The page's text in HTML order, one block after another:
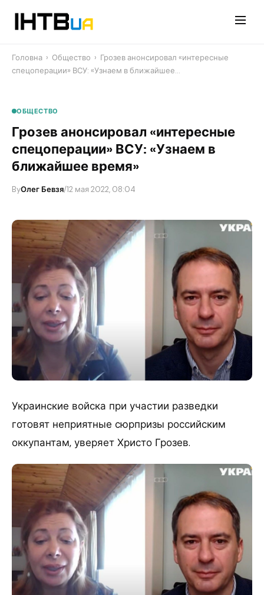
Головна › Общество › Грозев анонсировал «интересные
спецоперации» ВСУ: «Узнаем в ближайшее…
ОБЩЕСТВО
Грозев анонсировал «интересные
спецоперации» ВСУ: «Узнаем в
ближайшее время»
ByОлег Бевзя/12 мая 2022, 08:04
​Украинские войска при участии разведки
готовят неприятные сюрпризы российским
оккупантам, уверяет Христо Грозев.